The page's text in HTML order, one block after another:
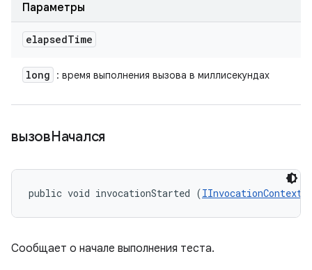
Параметры
elapsedTime
long : время выполнения вызова в миллисекундах
вызовНачался
public void invocationStarted (IInvocationContext
Сообщает о начале выполнения теста.